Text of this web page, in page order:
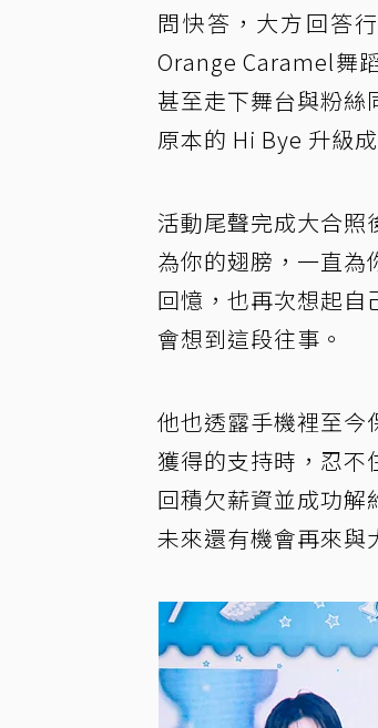
問快答，大方回答
Orange Caramel舞
甚至走下舞台與粉
原本的 Hi Bye 升級
活動尾聲完成大合
為你的翅膀，一直
回憶，也再次想起
會想到這段往事。
他也透露手機裡至今
獲得的支持時，忍
回積欠薪資並成功
未來還有機會再來與